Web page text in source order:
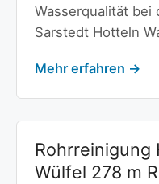
Wasserqualität bei
Sarstedt Hotteln
Mehr erfahren →
Rohrreinigung
Wülfel 278 m